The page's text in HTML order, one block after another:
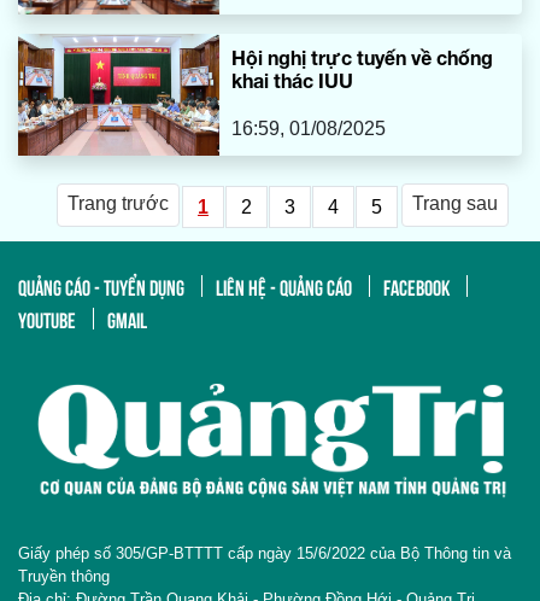
Hội nghị trực tuyến về chống
khai thác IUU
16:59, 01/08/2025
Trang trước 1 2 3 4 5 Trang sau
QUẢNG CÁO - TUYỂN DỤNG LIÊN HỆ - QUẢNG CÁO
FACEBOOK
YOUTUBE
GMAIL
Giấy phép số 305/GP-BTTTT cấp ngày 15/6/2022 của Bộ Thông tin và
Truyền thông